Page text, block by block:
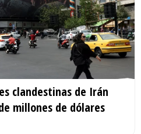
clandestinas de Irán
millones de dólares